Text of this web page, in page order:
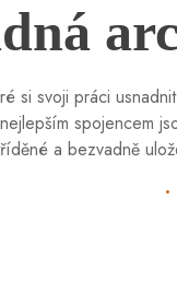
si svoji práci
spojencem
a bezvadně